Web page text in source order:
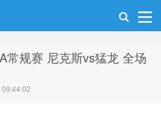
常规赛 尼克斯vs猛龙 全场